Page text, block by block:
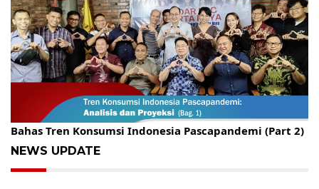
Gelar Kopdar, KBC Jakarta Raya Hadirkan Pakar Ritel
Bahas Tren Konsumsi Indonesia Pascapandemi (Part 2)
NEWS UPDATE